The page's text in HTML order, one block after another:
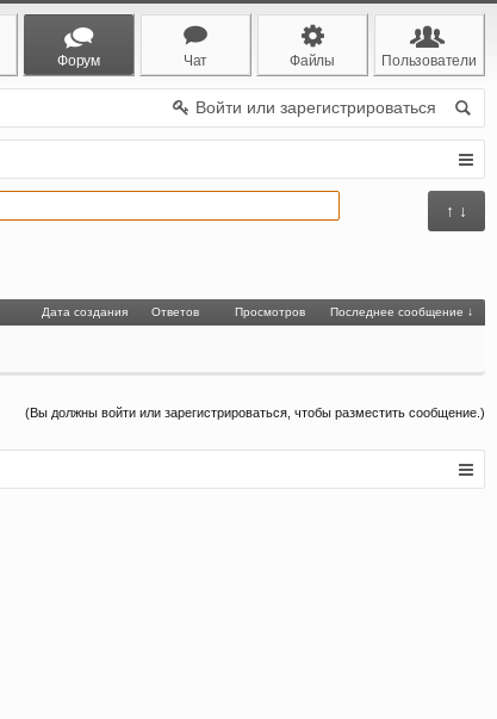
Форум Чат Файлы Пользователи
Войти или зарегистрироваться
↑ ↓
Дата создания Ответов Просмотров Последнее сообщение ↓
(Вы должны войти или зарегистрироваться, чтобы разместить сообщение.)